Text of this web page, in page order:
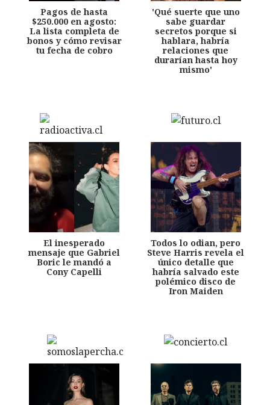
Pagos de hasta
$250.000 en agosto:
La lista completa de
bonos y cómo revisar
tu fecha de cobro
'Qué suerte que uno
sabe guardar
secretos porque si
hablara, habría
relaciones que
durarían hasta hoy
mismo'
El inesperado
mensaje que Gabriel
Boric le mandó a
Cony Capelli
Todos lo odian, pero
Steve Harris revela el
único detalle que
habría salvado este
polémico disco de
Iron Maiden